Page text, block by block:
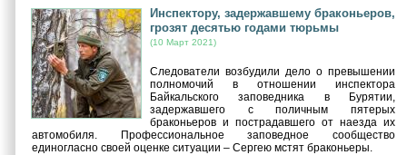
Инспектору, задержавшему браконьеров,
грозят десятью годами тюрьмы
(10 Март 2021)
Следователи возбудили дело о превышении
полномочий в отношении инспектора
Байкальского заповедника в Бурятии,
задержавшего с поличным пятерых
браконьеров и пострадавшего от наезда их
автомобиля. Профессиональное заповедное сообщество
единогласно своей оценке ситуации – Сергею мстят браконьеры.